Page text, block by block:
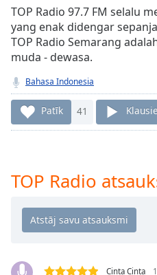
TypeLIVE
live,
currently
behind
liveLIVE
Remaining
Time-
Chapters
Chapters
descriptions
TOP Radio 97.7 FM selalu
yang enak didengar
TOP Radio Semarang
muda - dewasa.
Bahasa Indonesia
Patīk 41
TOP Radio
Cinta Cinta